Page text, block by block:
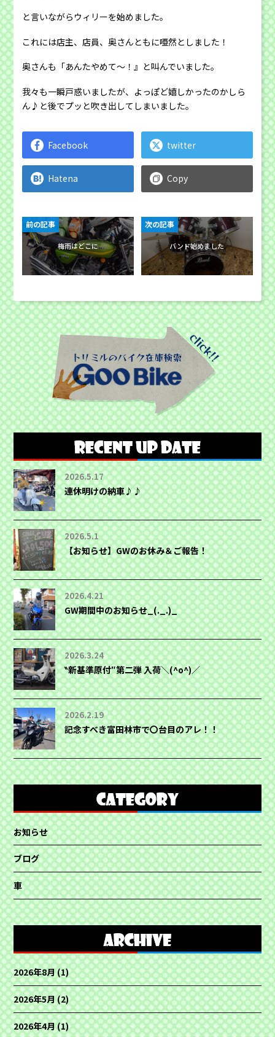
と言いながらウィリーを始めました。
これには店主、店員、奥さんともに唖然としました！
奥さんも「あんたやめて〜！』と叫んでいました。
我々も一瞬戸惑いましたが、よっぽど嬉しかったのかしら
ん♪と後でプッと吹き出してしまいました。
Facebook twitter
Hatena Copy
梅雨はどこに
前の記事
バンド始めました
次の記事
2026.5.17
連休明けの納車♪♪
2026.5.1
【お知らせ】GWのお休み＆ご報告！
2026.4.21
GW期間中のお知らせ_(._.)_
2026.3.24
‶新基準原付″第二弾 入荷＼(^o^)／
2026.2.19
記念すべき富田林市で〇台目のアレ！！
お知らせ
ブログ
車
2026年8月(1)
2026年5月(2)
2026年4月(1)